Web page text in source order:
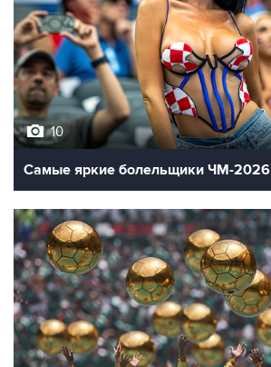
10
Самые яркие болельщики ЧМ-2026